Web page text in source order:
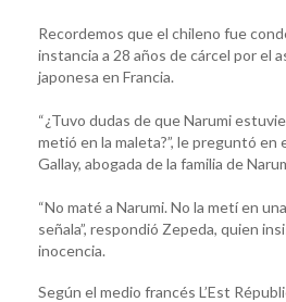
Recordemos que el chileno fue
instancia a 28 años de cárcel por el
japonesa en Francia.
“¿Tuvo dudas de que Narumi
metió en la maleta?”, le preguntó en
Gallay, abogada de la familia de
“No maté a Narumi. No la metí en
señala”, respondió Zepeda, quien
inocencia.
Según el medio francés L’Est